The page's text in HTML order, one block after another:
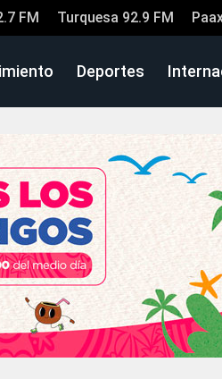
FM Turquesa 92.9 FM
Deportes